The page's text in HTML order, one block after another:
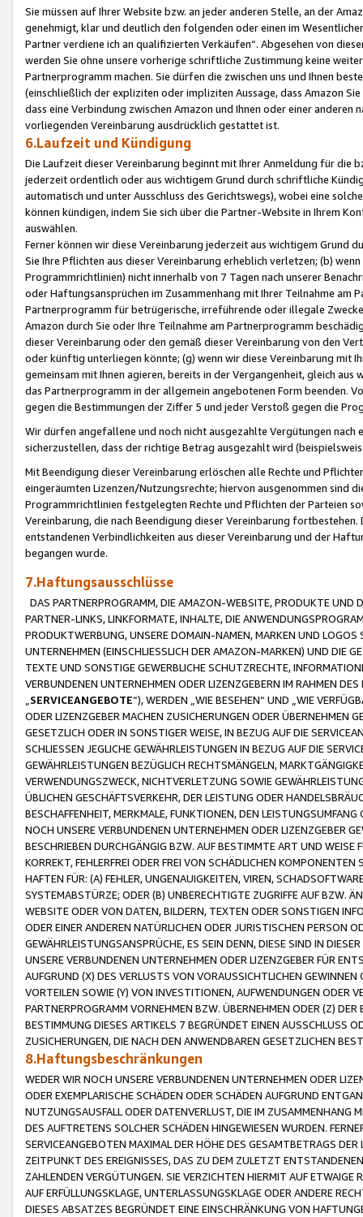
Sie müssen auf Ihrer Website bzw. an jeder anderen Stelle, an der
genehmigt, klar und deutlich den folgenden oder einen im
Partner verdiene ich an qualifizierten Verkäufen“. Abgesehen von
werden Sie ohne unsere vorherige schriftliche Zustimmung keine
Partnerprogramm machen. Sie dürfen die zwischen uns und Ihnen
(einschließlich der expliziten oder impliziten Aussage, dass Amazon
dass eine Verbindung zwischen Amazon und Ihnen oder einer
vorliegenden Vereinbarung ausdrücklich gestattet ist.
6.Laufzeit und Kündigung
Die Laufzeit dieser Vereinbarung beginnt mit Ihrer Anmeldung für die
jederzeit ordentlich oder aus wichtigem Grund durch schriftliche
automatisch und unter Ausschluss des Gerichtswegs), wobei eine
können kündigen, indem Sie sich über die Partner-Website in Ihrem
auswählen.
Ferner können wir diese Vereinbarung jederzeit aus wichtigem Grund
Sie Ihre Pflichten aus dieser Vereinbarung erheblich verletzen; (b)
Programmrichtlinien) nicht innerhalb von 7 Tagen nach unserer
oder Haftungsansprüchen im Zusammenhang mit Ihrer Teilnahme am
Partnerprogramm für betrügerische, irreführende oder illegale
Amazon durch Sie oder Ihre Teilnahme am Partnerprogramm
dieser Vereinbarung oder den gemäß dieser Vereinbarung von den
oder künftig unterliegen könnte; (g) wenn wir diese Vereinbarung mit
gemeinsam mit Ihnen agieren, bereits in der Vergangenheit, gleich
das Partnerprogramm in der allgemein angebotenen Form beenden.
gegen die Bestimmungen der Ziffer 5 und jeder Verstoß gegen die
Wir dürfen angefallene und noch nicht ausgezahlte Vergütungen
sicherzustellen, dass der richtige Betrag ausgezahlt wird
Mit Beendigung dieser Vereinbarung erlöschen alle Rechte und
eingeräumten Lizenzen/Nutzungsrechte; hiervon ausgenommen sind
Programmrichtlinien festgelegten Rechte und Pflichten der Parteien
Vereinbarung, die nach Beendigung dieser Vereinbarung
entstandenen Verbindlichkeiten aus dieser Vereinbarung und der
begangen wurde.
7.Haftungsausschlüsse
DAS PARTNERPROGRAMM, DIE AMAZON-WEBSITE, PRODUKTE UND
PARTNER-LINKS, LINKFORMATE, INHALTE, DIE
PRODUKTWERBUNG, UNSERE DOMAIN-NAMEN, MARKEN UND
UNTERNEHMEN (EINSCHLIESSLICH DER AMAZON-MARKEN) UND DIE
TEXTE UND SONSTIGE GEWERBLICHE SCHUTZRECHTE,
VERBUNDENEN UNTERNEHMEN ODER LIZENZGEBERN IM RAHMEN
SERVICEANGEBOTE“), WERDEN „WIE BESEHEN“ UND „WIE
ODER LIZENZGEBER MACHEN ZUSICHERUNGEN ODER ÜBERNEHMEN
GESETZLICH ODER IN SONSTIGER WEISE, IN BEZUG AUF DIE
SCHLIESSEN JEGLICHE GEWÄHRLEISTUNGEN IN BEZUG AUF DIE
GEWÄHRLEISTUNGEN BEZÜGLICH RECHTSMÄNGELN,
VERWENDUNGSZWECK, NICHTVERLETZUNG SOWIE
ÜBLICHEN GESCHÄFTSVERKEHR, DER LEISTUNG ODER
BESCHAFFENHEIT, MERKMALE, FUNKTIONEN, DEN
NOCH UNSERE VERBUNDENEN UNTERNEHMEN ODER LIZENZGEBER
BESCHRIEBEN DURCHGÄNGIG BZW. AUF BESTIMMTE ART UND
KORREKT, FEHLERFREI ODER FREI VON SCHÄDLICHEN
HAFTEN FÜR: (A) FEHLER, UNGENAUIGKEITEN, VIREN,
SYSTEMABSTÜRZE; ODER (B) UNBERECHTIGTE ZUGRIFFE AUF BZW.
WEBSITE ODER VON DATEN, BILDERN, TEXTEN ODER SONSTIGEN
ODER EINER ANDEREN NATÜRLICHEN ODER JURISTISCHEN PERSON
GEWÄHRLEISTUNGSANSPRÜCHE, ES SEIN DENN, DIESE SIND IN
UNSERE VERBUNDENEN UNTERNEHMEN ODER LIZENZGEBER FÜR
AUFGRUND (X) DES VERLUSTS VON VORAUSSICHTLICHEN
VORTEILEN SOWIE (Y) VON INVESTITIONEN, AUFWENDUNGEN ODER
PARTNERPROGRAMM VORNEHMEN BZW. ÜBERNEHMEN ODER (Z)
BESTIMMUNG DIESES ARTIKELS 7 BEGRÜNDET EINEN AUSSCHLUSS
ZUSICHERUNGEN, DIE NACH DEN ANWENDBAREN GESETZLICHEN
8.Haftungsbeschränkungen
WEDER WIR NOCH UNSERE VERBUNDENEN UNTERNEHMEN ODER
ODER EXEMPLARISCHE SCHÄDEN ODER SCHÄDEN AUFGRUND
NUTZUNGSAUSFALL ODER DATENVERLUST, DIE IM ZUSAMMENHANG
DES AUFTRETENS SOLCHER SCHÄDEN HINGEWIESEN WURDEN.
SERVICEANGEBOTEN MAXIMAL DER HÖHE DES GESAMTBETRAGS
ZEITPUNKT DES EREIGNISSES, DAS ZU DEM ZULETZT
ZAHLENDEN VERGÜTUNGEN. SIE VERZICHTEN HIERMIT AUF
AUF ERFÜLLUNGSKLAGE, UNTERLASSUNGSKLAGE ODER ANDERE
DIESES ABSATZES BEGRÜNDET EINE EINSCHRÄNKUNG VON